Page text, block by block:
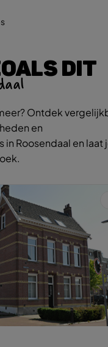
DIT
Ontdek
en
in Roosendaal en laat